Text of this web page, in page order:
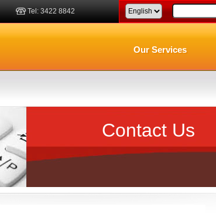
Tel: 3422 8842
Our Services
Contact Us